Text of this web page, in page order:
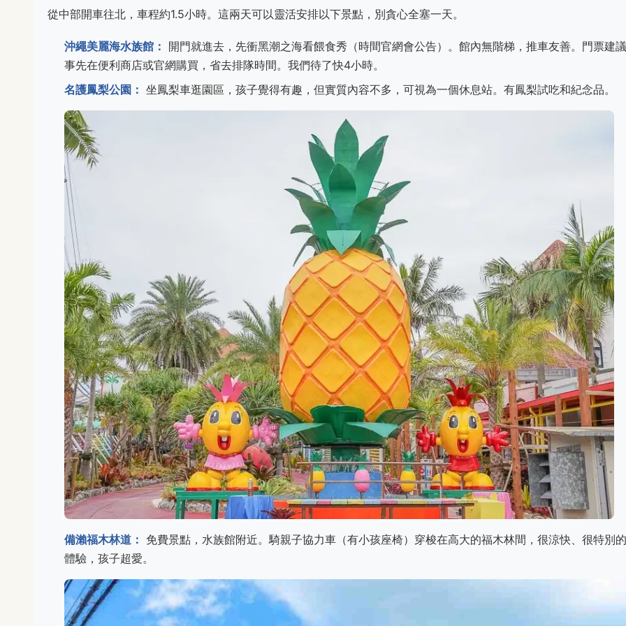
從中部開車往北，車程約1.5小時。這兩天可以靈活安排以下景點，別貪心全塞一天。
沖繩美麗海水族館： 開門就進去，先衝黑潮之海看餵食秀（時間官網會公告）。館內無階梯，推車友善。門票建議
事先在便利商店或官網購買，省去排隊時間。我們待了快4小時。
名護鳳梨公園： 坐鳳梨車逛園區，孩子覺得有趣，但實質內容不多，可視為一個休息站。有鳳梨試吃和紀念品。
備瀨福木林道： 免費景點，水族館附近。騎親子協力車（有小孩座椅）穿梭在高大的福木林間，很涼快、很特別的
體驗，孩子超愛。